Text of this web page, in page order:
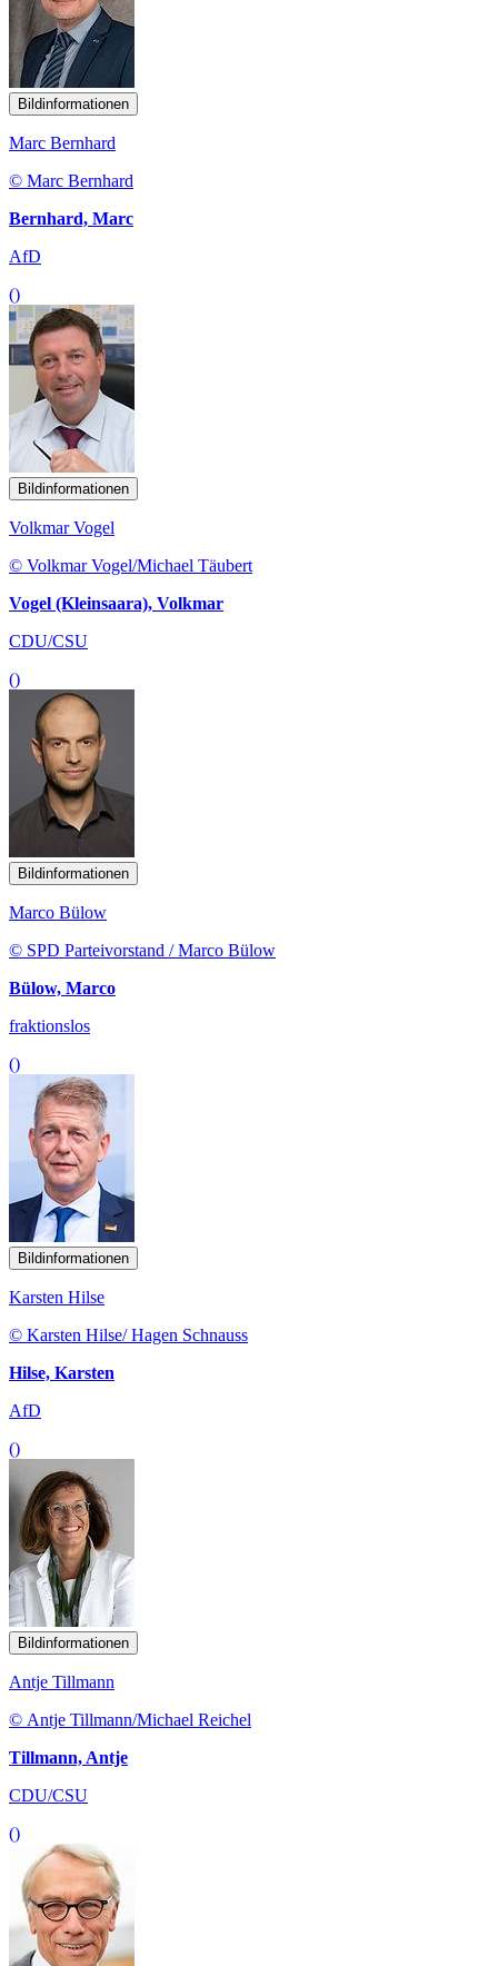
Bildinformationen
Marc Bernhard
© Marc Bernhard
Bernhard, Marc
AfD
()
Bildinformationen
Volkmar Vogel
© Volkmar Vogel/Michael Täubert
Vogel (Kleinsaara), Volkmar
CDU/CSU
()
Bildinformationen
Marco Bülow
© SPD Parteivorstand / Marco Bülow
Bülow, Marco
fraktionslos
()
Bildinformationen
Karsten Hilse
© Karsten Hilse/ Hagen Schnauss
Hilse, Karsten
AfD
()
Bildinformationen
Antje Tillmann
© Antje Tillmann/Michael Reichel
Tillmann, Antje
CDU/CSU
()